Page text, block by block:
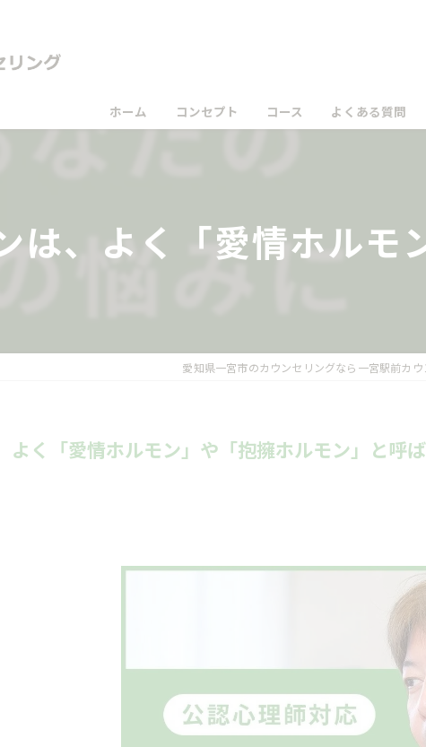
ホーム コンセプト コース よくある質問
は、よく「愛情ホル
愛知県一宮市のカウンセリングなら一宮駅前カ
よく「愛情ホルモン」や「抱擁ホルモン」と呼